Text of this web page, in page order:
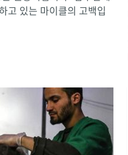
고 있는 마이클의 고백입